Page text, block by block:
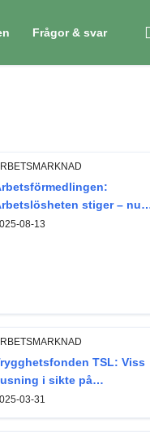
Frågor & svar
stiger – nu
mer bland kvinnor
08-13
TSL: Viss
i sikte på
03-31